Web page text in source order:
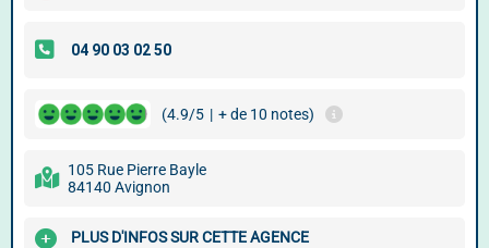
(4.9/5 | + de 10 notes)
105 Rue Pierre Bayle
84140 Avignon
PLUS D'INFOS SUR CETTE AGENCE